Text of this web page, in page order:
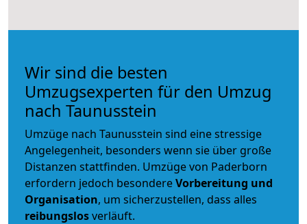
Wir sind die besten
Umzugsexperten für den Umzug
nach Taunusstein
Umzüge nach Taunusstein sind eine stressige
Angelegenheit, besonders wenn sie über große
Distanzen stattfinden. Umzüge von Paderborn
erfordern jedoch besondereVorbereitung und
Organisation, um sicherzustellen, dass alles
reibungslosverläuft.